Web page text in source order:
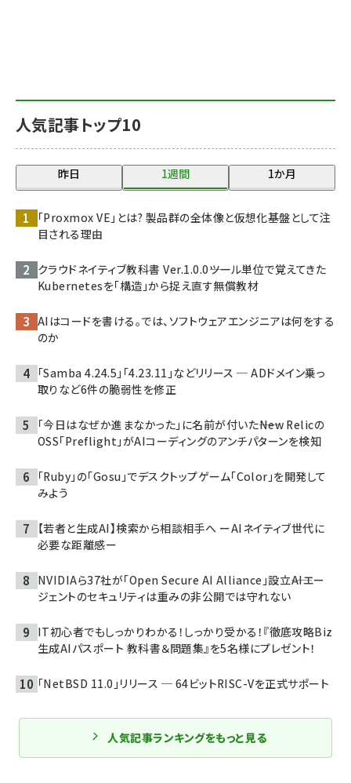
人気記事トップ10
昨日 1週間 1か月
「Proxmox VE」とは? 製品群の全体像と仮想化基盤として注
目される理由
クラウドネイティブ教科書 Ver.1.0.0――ツール単位で覚えてきた
Kubernetesを「構造」から捉え直す無償教材
AIはコードを書ける。では、ソフトウェアエンジニアは何をする
のか
「Samba 4.24.5」「4.23.11」などリリース ─ ADドメイン乗っ
取りなど6件の脆弱性を修正
「今日はなぜか進まなかった」に名前が付いた――New Relicの
OSS「Preflight」がAIコーディングのアンチパターンを検知
「Ruby」の「Gosu」でデスクトップゲーム「Color」を開発して
みよう
【若者と生成AI】検索から相談相手へ ーAIネイティブ世代に
必要な距離感ー
NVIDIAら37社が「Open Secure AI Alliance」設立――AIエー
ジェントのセキュリティは重みの非公開では守れない
IT初心者でもしっかりわかる！しっかり受かる！『徹底攻略Biz
生成AIパスポート 教科書＆問題集』を5名様にプレゼント！
「NetBSD 11.0」リリース ─ 64ビットRISC-Vを正式サポート
人気記事ランキングをもっと見る